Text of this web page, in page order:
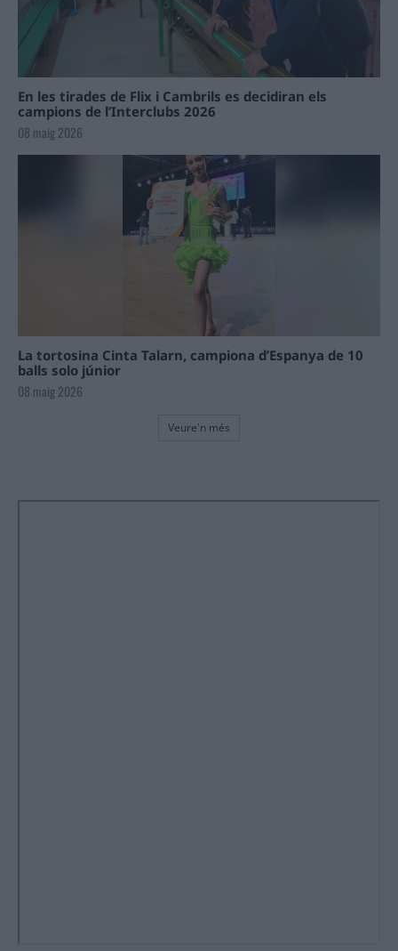
En les tirades de Flix i Cambrils es decidiran els
campions de l’Interclubs 2026
08 maig 2026
La tortosina Cinta Talarn, campiona d’Espanya de 10
balls solo júnior
08 maig 2026
Veure'n més